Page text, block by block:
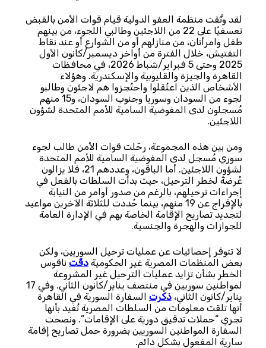
لقد وثَّقت منظمة العفو الدولية قيام قوات الأمن بالقبض
تعسفيًا على 22 من اللاجئين وطالبي اللجوء، من بينهم
طفل وامرأتان، من منازلهم أو من الشوارع أو عند نقاط
التفتيش، خلال الفترة من أواخر ديسمبر/كانون الأول
2025 وحتى 5 فبراير/شباط 2026، في محافظات
القاهرة والجيزة والقليوبية والإسكندرية. وهؤلاء
الأشخاص الذين اعتُقلوا واحتُجزوا هم لاجئون وطالبو
لجوء من السودان وسوريا وجنوب السودان، و15 منهم
مُسجلون لدى المفوضية السامية للأمم المتحدة لشؤون
اللاجئين.
ومن بين هذه المجموعة، رحّلت قوات الأمن طالب لجوء
سوري مُسجل لدى المفوضية السامية للأمم المتحدة
لشؤون اللاجئين. أما الباقون، وعددهم 21، فلا يزالون
عُرضةً لخطر الترحيل، حيث بدأت السلطات بالفعل في
إجراءات ترحيلهم، بالرغم من صدور أوامر من النيابة
بالإفراج عن 19 منهم، بينما حُددت للثلاثة الآخرين مواعيد
لتجديد تصاريح الإقامة الخاصة بهم في الإدارة العامة
للجوازات والهجرة والجنسية.
لا تتوفر إحصائيات عن عمليات ترحيل السوريين، ولكن
بعض المنظمات المصرية غير الحكومية دقّت ناقوس
الخطر بشأن تزايد عمليات الترحيل غير المشروعة
لمواطنين سوريين في منتصف يناير/كانون الثاني. وفي 17
يناير/كانون الثاني، ذكرت السفارة السورية في القاهرة
أنها تلقت معلومات من السلطات المصرية تُفيد بأنها
تجري “حملات تدقيق دورية على الإقامات”. ونصحت
السفارة المواطنين السوريين بضرورة حمل تصاريح إقامة
سارية المفعول بشكل دائم.